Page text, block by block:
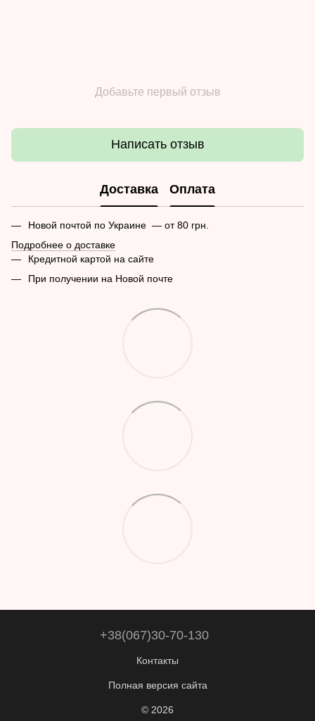
Добавьте первый отзыв
Написать отзыв
Доставка Оплата
Новой почтой по Украине — от 80 грн.
Подробнее о доставке
Кредитной картой на сайте
При получении на Новой почте
+38(067)30-70-130
Контакты
Полная версия сайта
© 2026